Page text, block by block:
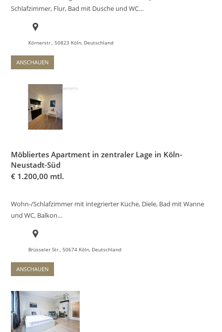
Schlafzimmer, Flur, Bad mit Dusche und WC…
Körnerstr., 50823 Köln, Deutschland
ANSCHAUEN
Möbliertes Apartment in zentraler Lage in Köln-
Neustadt-Süd
€ 1.200,00 mtl.
Wohn-/Schlafzimmer mit integrierter Küche, Diele, Bad mit Wanne
und WC, Balkon…
Brüsseler Str., 50674 Köln, Deutschland
ANSCHAUEN